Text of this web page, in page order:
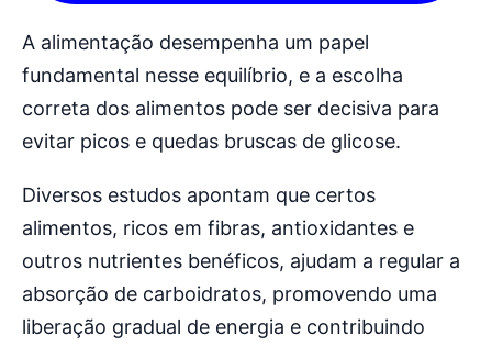
A alimentação desempenha um papel
fundamental nesse equilíbrio, e a escolha
correta dos alimentos pode ser decisiva para
evitar picos e quedas bruscas de glicose.
Diversos estudos apontam que certos
alimentos, ricos em fibras, antioxidantes e
outros nutrientes benéficos, ajudam a regular a
absorção de carboidratos, promovendo uma
liberação gradual de energia e contribuindo